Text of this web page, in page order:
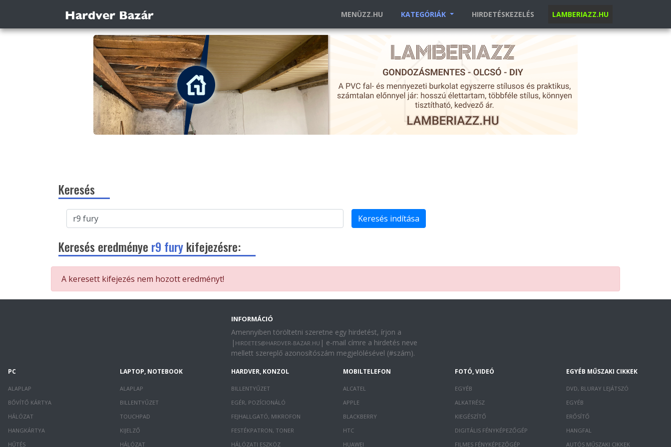
MENÜZZ.HU KATEGÓRIÁK HIRDETÉSKEZELÉS LAMBERIAZZ.HU
Keresés
Keresés indítása
Keresés eredménye r9 furykifejezésre:
A keresett kifejezés nem hozott eredményt!
INFORMÁCIÓ
Amennyiben töröltetni szeretne egy hirdetést, írjon a
| HIRDETES@HARDVER-BAZAR.HU | e-mail címre a hirdetés neve
mellett szereplő azonosítószám megjelölésével (#szám).
PC
ALAPLAP
BŐVÍTŐ KÁRTYA
HÁLÓZAT
HANGKÁRTYA
HŰTÉS
LAPTOP, NOTEBOOK
ALAPLAP
BILLENTYŰZET
TOUCHPAD
KIJELZŐ
HÁLÓZAT
HARDVER, KONZOL
BILLENTYŰZET
EGÉR, POZÍCIONÁLÓ
FEJHALLGATÓ, MIKROFON
FESTÉKPATRON, TONER
HÁLÓZATI ESZKÖZ
MOBILTELEFON
ALCATEL
APPLE
BLACKBERRY
HTC
HUAWEI
FOTÓ, VIDEÓ
EGYÉB
ALKATRÉSZ
KIEGÉSZÍTŐ
DIGITÁLIS FÉNYKÉPEZŐGÉP
FILMES FÉNYKÉPEZŐGÉP
EGYÉB MŰSZAKI CIKKEK
DVD, BLURAY LEJÁTSZÓ
EGYÉB
ERŐSÍTŐ
HANGFAL
AUTÓS MŰSZAKI CIKKEK